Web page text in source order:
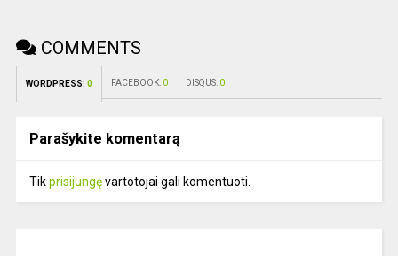
COMMENTS
WORDPRESS: 0 FACEBOOK: 0 DISQUS: 0
Parašykite komentarą
Tikprisijungęvartotojai gali komentuoti.